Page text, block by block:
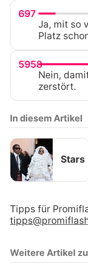
697
Ja, mit so
Platz
5958
Nein,
zerstört.
In diesem Artikel
Stars
Tipps für
Weitere Artikel